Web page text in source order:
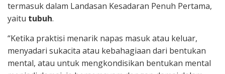
termasuk dalam Landasan Kesadaran Penuh Pertama,
yaitu tubuh.
“Ketika praktisi menarik napas masuk atau keluar,
menyadari sukacita atau kebahagiaan dari bentukan
mental, atau untuk mengkondisikan bentukan mental